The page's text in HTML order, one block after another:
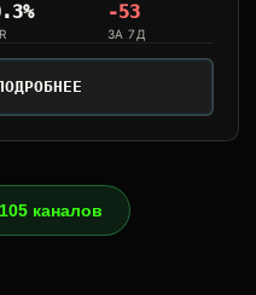
-53
ЗА 7Д
каналов